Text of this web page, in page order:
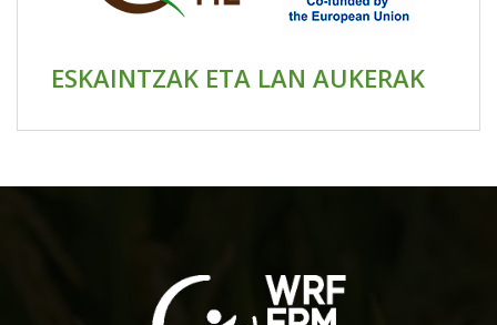
ESKAINTZAK ETA LAN AUKERAK